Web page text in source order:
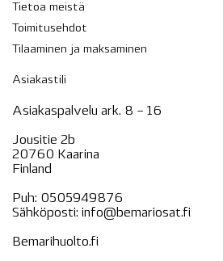
Tietoa meistä
Toimitusehdot
Tilaaminen ja maksaminen
Asiakastili
Asiakaspalvelu ark. 8 – 16
Jousitie 2b
20760 Kaarina
Finland
Puh: 0505949876
Sähköposti: info@bemariosat.fi
Bemarihuolto.fi